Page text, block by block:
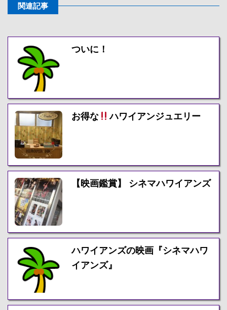
関連記事
ついに！
お得な ハワイアンジュエリー
【映画鑑賞】 シネマハワイアンズ
ハワイアンズの映画『シネマハワ
イアンズ』